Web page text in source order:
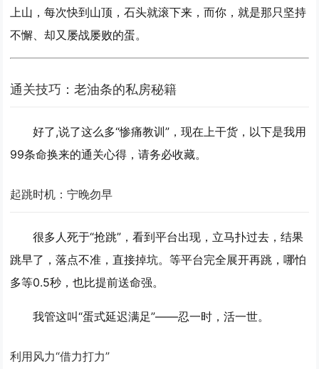
上山，每次快到山顶，石头就滚下来，而你，就是那只坚持
不懈、却又屡战屡败的蛋。
通关技巧：老油条的私房秘籍
好了,说了这么多“惨痛教训”，现在上干货，以下是我用
99条命换来的通关心得 ，请务必收藏。
起跳时机：宁晚勿早
很多人死于“抢跳”，看到平台出现，立马扑过去，结果
跳早了，落点不准，直接掉坑。等平台完全展开再跳 ，哪怕
多等0.5秒，也比提前送命强。
我管这叫“蛋式延迟满足”——忍一时，活一世。
利用风力“借力打力”